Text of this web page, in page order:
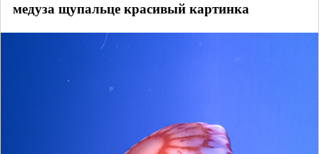
медуза щупальце красивый картинка